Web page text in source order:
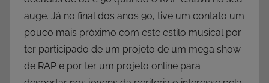
auge. Já no final dos anos 90, tive um contato um
pouco mais próximo com este estilo musical por
ter participado de um projeto de um mega show
de RAP e por ter um projeto online para